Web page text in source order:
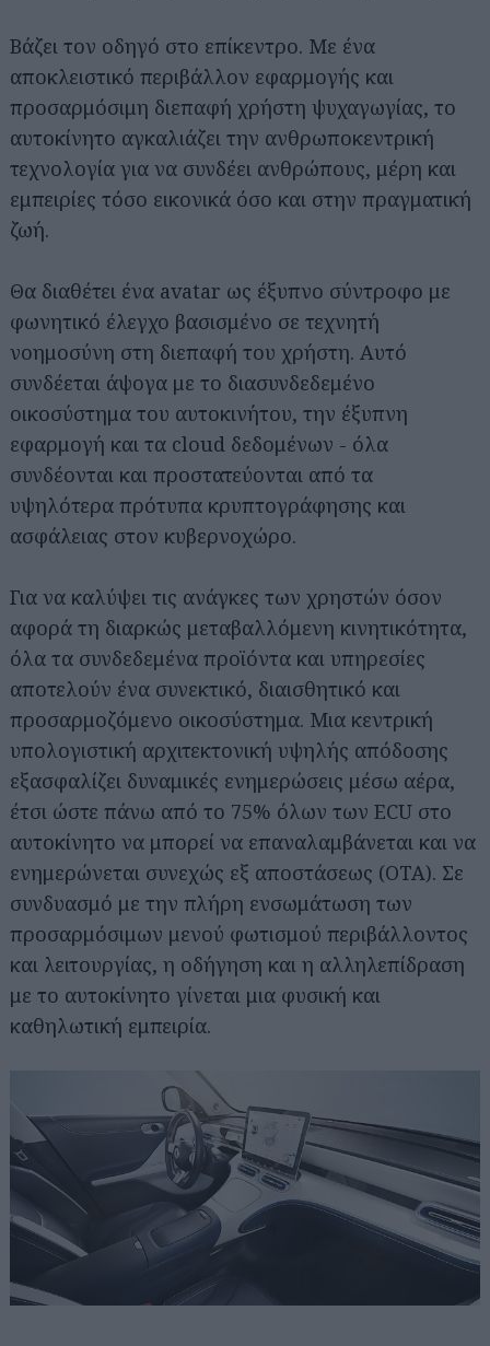
Βάζει τον οδηγό στο επίκεντρο. Με ένα
αποκλειστικό περιβάλλον εφαρμογής και
προσαρμόσιμη διεπαφή χρήστη ψυχαγωγίας, το
αυτοκίνητο αγκαλιάζει την ανθρωποκεντρική
τεχνολογία για να συνδέει ανθρώπους, μέρη και
εμπειρίες τόσο εικονικά όσο και στην πραγματική
ζωή.
Θα διαθέτει ένα avatar ως έξυπνο σύντροφο με
φωνητικό έλεγχο βασισμένο σε τεχνητή
νοημοσύνη στη διεπαφή του χρήστη. Αυτό
συνδέεται άψογα με το διασυνδεδεμένο
οικοσύστημα του αυτοκινήτου, την έξυπνη
εφαρμογή και τα cloud δεδομένων - όλα
συνδέονται και προστατεύονται από τα
υψηλότερα πρότυπα κρυπτογράφησης και
ασφάλειας στον κυβερνοχώρο.
Για να καλύψει τις ανάγκες των χρηστών όσον
αφορά τη διαρκώς μεταβαλλόμενη κινητικότητα,
όλα τα συνδεδεμένα προϊόντα και υπηρεσίες
αποτελούν ένα συνεκτικό, διαισθητικό και
προσαρμοζόμενο οικοσύστημα. Μια κεντρική
υπολογιστική αρχιτεκτονική υψηλής απόδοσης
εξασφαλίζει δυναμικές ενημερώσεις μέσω αέρα,
έτσι ώστε πάνω από το 75% όλων των ECU στο
αυτοκίνητο να μπορεί να επαναλαμβάνεται και να
ενημερώνεται συνεχώς εξ αποστάσεως (OTA). Σε
συνδυασμό με την πλήρη ενσωμάτωση των
προσαρμόσιμων μενού φωτισμού περιβάλλοντος
και λειτουργίας, η οδήγηση και η αλληλεπίδραση
με το αυτοκίνητο γίνεται μια φυσική και
καθηλωτική εμπειρία.
Αναζήτηση
για...